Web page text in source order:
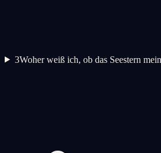
3Woher weiß ich, ob das Seestern